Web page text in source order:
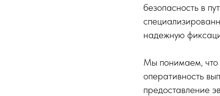
безопасность в
надежную
Мы понимаем, что
оперативность
предоставление